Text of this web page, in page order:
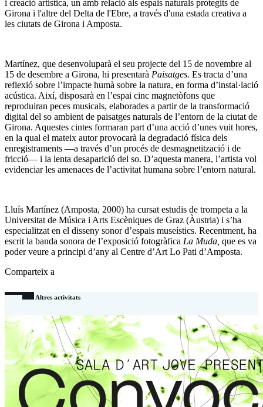
i creació artística, un amb relació als espais naturals protegits de
Girona i l'altre del Delta de l'Ebre, a través d'una estada creativa a
les ciutats de Girona i Amposta.
Martínez, que desenvoluparà el seu projecte del 15 de novembre al
15 de desembre a Girona, hi presentarà Paisatges. Es tracta d’una
reflexió sobre l’impacte humà sobre la natura, en forma d’instal·lació
acústica. Així, disposarà en l’espai cinc magnetòfons que
reproduiran peces musicals, elaborades a partir de la transformació
digital del so ambient de paisatges naturals de l’entorn de la ciutat de
Girona. Aquestes cintes formaran part d’una acció d’unes vuit hores,
en la qual el mateix autor provocarà la degradació física dels
enregistraments —a través d’un procés de desmagnetització i de
fricció— i la lenta desaparició del so. D’aquesta manera, l’artista vol
evidenciar les amenaces de l’activitat humana sobre l’entorn natural.
Lluís Martínez (Amposta, 2000) ha cursat estudis de trompeta a la
Universitat de Música i Arts Escèniques de Graz (Àustria) i s’ha
especialitzat en el disseny sonor d’espais museístics. Recentment, ha
escrit la banda sonora de l’exposició fotogràfica La Muda, que es va
poder veure a principi d’any al Centre d’Art Lo Pati d’Amposta.
Comparteix a
Altres activitats